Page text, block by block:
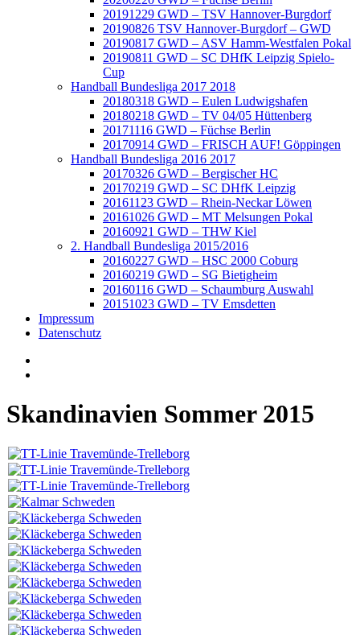
20191229 GWD – TSV Hannover-Burgdorf
20190826 TSV Hannover-Burgdorf – GWD
20190817 GWD – ASV Hamm-Westfalen Pokal
20190811 GWD – SC DHfK Leipzig Spielo-
Cup
Handball Bundesliga 2017 2018
20180318 GWD – Eulen Ludwigshafen
20180218 GWD – TV 04/05 Hüttenberg
20171116 GWD – Füchse Berlin
20170914 GWD – FRISCH AUF! Göppingen
Handball Bundesliga 2016 2017
20170326 GWD – Bergischer HC
20170219 GWD – SC DHfK Leipzig
20161123 GWD – Rhein-Neckar Löwen
20161026 GWD – MT Melsungen Pokal
20160921 GWD – THW Kiel
2. Handball Bundesliga 2015/2016
20160227 GWD – HSC 2000 Coburg
20160219 GWD – SG Bietigheim
20160116 GWD – Schaumburg Auswahl
20151023 GWD – TV Emsdetten
Impressum
Datenschutz
Skandinavien Sommer 2015